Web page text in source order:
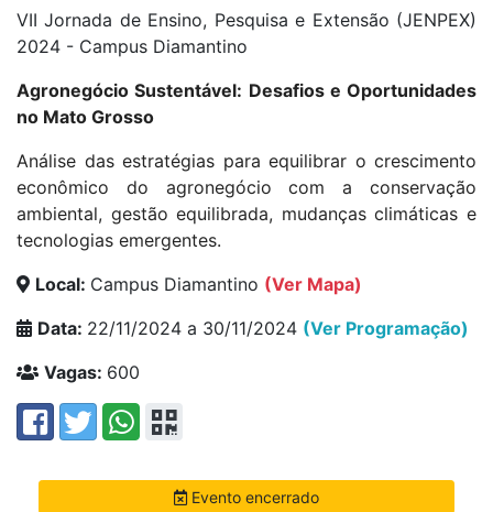
VII Jornada de Ensino, Pesquisa e Extensão (JENPEX)
2024 - Campus Diamantino
Agronegócio Sustentável: Desafios e Oportunidades
no Mato Grosso
Análise das estratégias para equilibrar o crescimento
econômico do agronegócio com a conservação
ambiental, gestão equilibrada, mudanças climáticas e
tecnologias emergentes.
Local: Campus Diamantino (Ver Mapa)
Data: 22/11/2024 a 30/11/2024 (Ver Programação)
Vagas: 600
Evento encerrado